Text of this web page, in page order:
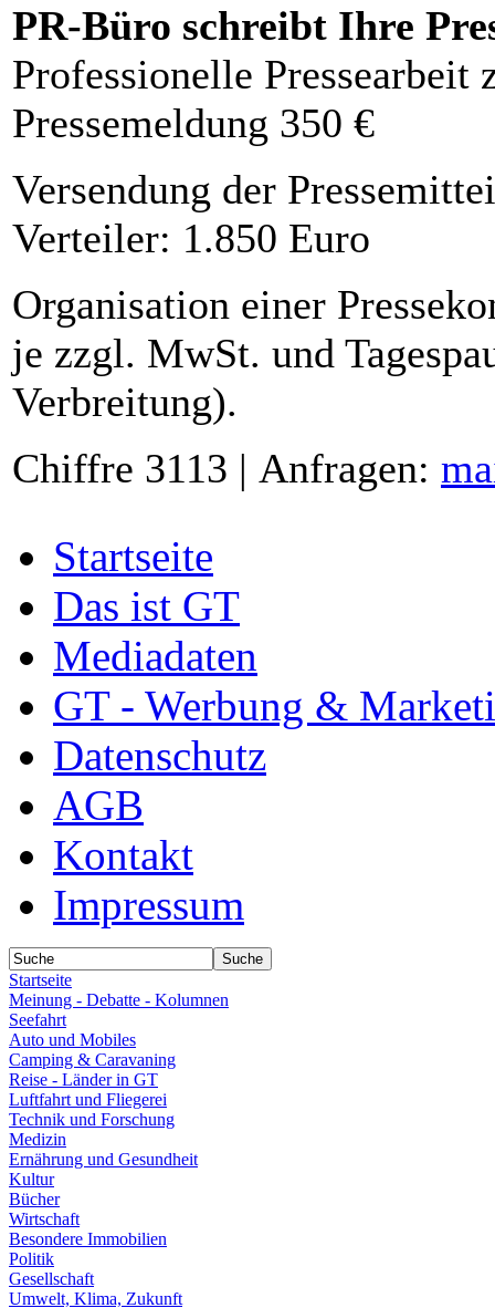
PR-Büro schreibt Ihre
Professionelle Pressearbeit
Pressemeldung 350 €
Versendung der
Verteiler: 1.850 Euro
Organisation einer
je zzgl. MwSt. und
Verbreitung).
Chiffre 3113 | Anfragen:
Startseite
Das ist GT
Mediadaten
GT - Werbung &
Datenschutz
AGB
Kontakt
Impressum
Startseite
Meinung - Debatte - Kolumnen
Seefahrt
Auto und Mobiles
Camping & Caravaning
Reise - Länder in GT
Luftfahrt und Fliegerei
Technik und Forschung
Medizin
Ernährung und Gesundheit
Kultur
Bücher
Wirtschaft
Besondere Immobilien
Politik
Gesellschaft
Umwelt, Klima, Zukunft